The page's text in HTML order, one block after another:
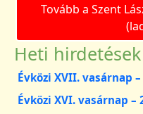
Tovább a Szent
Heti hirdetések
Évközi XVII. vasárnap
Évközi XVI. vasárnap –